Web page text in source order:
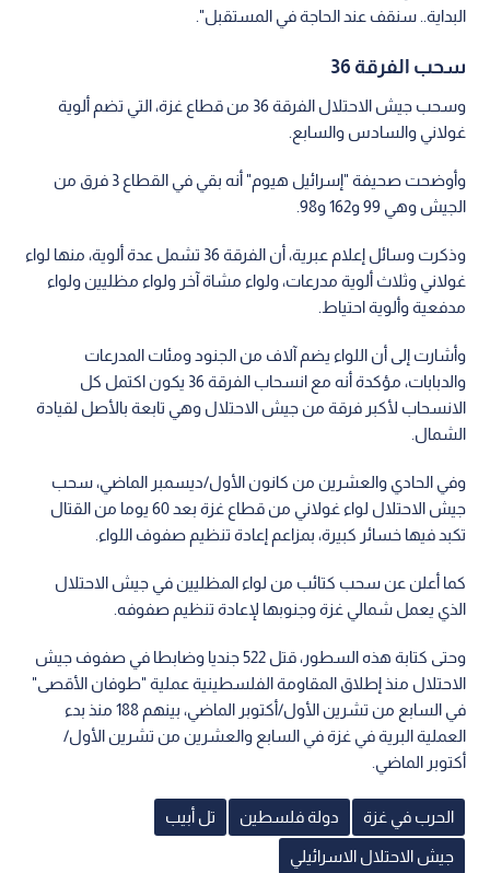
البداية.. سنقف عند الحاجة في المستقبل".
سحب الفرقة 36
وسحب جيش الاحتلال الفرقة 36 من قطاع غزة، التي تضم ألوية
غولاني والسادس والسابع.
وأوضحت صحيفة "إسرائيل هيوم" أنه بقي في القطاع 3 فرق من
الجيش وهي 99 و162 و98.
وذكرت وسائل إعلام عبرية، أن الفرقة 36 تشمل عدة ألوية، منها لواء
غولاني وثلاث ألوية مدرعات، ولواء مشاة آخر ولواء مظليين ولواء
مدفعية وألوية احتياط.
وأشارت إلى أن اللواء يضم آلاف من الجنود ومئات المدرعات
والدبابات، مؤكدة أنه مع انسحاب الفرقة 36 يكون اكتمل كل
الانسحاب لأكبر فرقة من جيش الاحتلال وهي تابعة بالأصل لقيادة
الشمال.
وفي الحادي والعشرين من كانون الأول/ديسمبر الماضي، سحب
جيش الاحتلال لواء غولاني من قطاع غزة بعد 60 يوما من القتال
تكبد فيها خسائر كبيرة، بمزاعم إعادة تنظيم صفوف اللواء.
كما أعلن عن سحب كتائب من لواء المظليين في جيش الاحتلال
الذي يعمل شمالي غزة وجنوبها لإعادة تنظيم صفوفه.
وحتى كتابة هذه السطور، قتل 522 جنديا وضابطا في صفوف جيش
الاحتلال منذ إطلاق المقاومة الفلسطينية عملية "طوفان الأقصى"
في السابع من تشرين الأول/أكتوبر الماضي، بينهم 188 منذ بدء
العملية البرية في غزة في السابع والعشرين من تشرين الأول/
أكتوبر الماضي.
الحرب في غزة دولة فلسطين تل أبيب
جيش الاحتلال الاسرائيلي